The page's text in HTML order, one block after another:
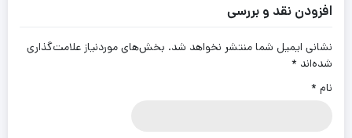
افزودن نقد و بررسی
نشانی ایمیل شما منتشر نخواهد شد. بخش‌های موردنیاز علامت‌گذاری
شده‌اند *
نام *